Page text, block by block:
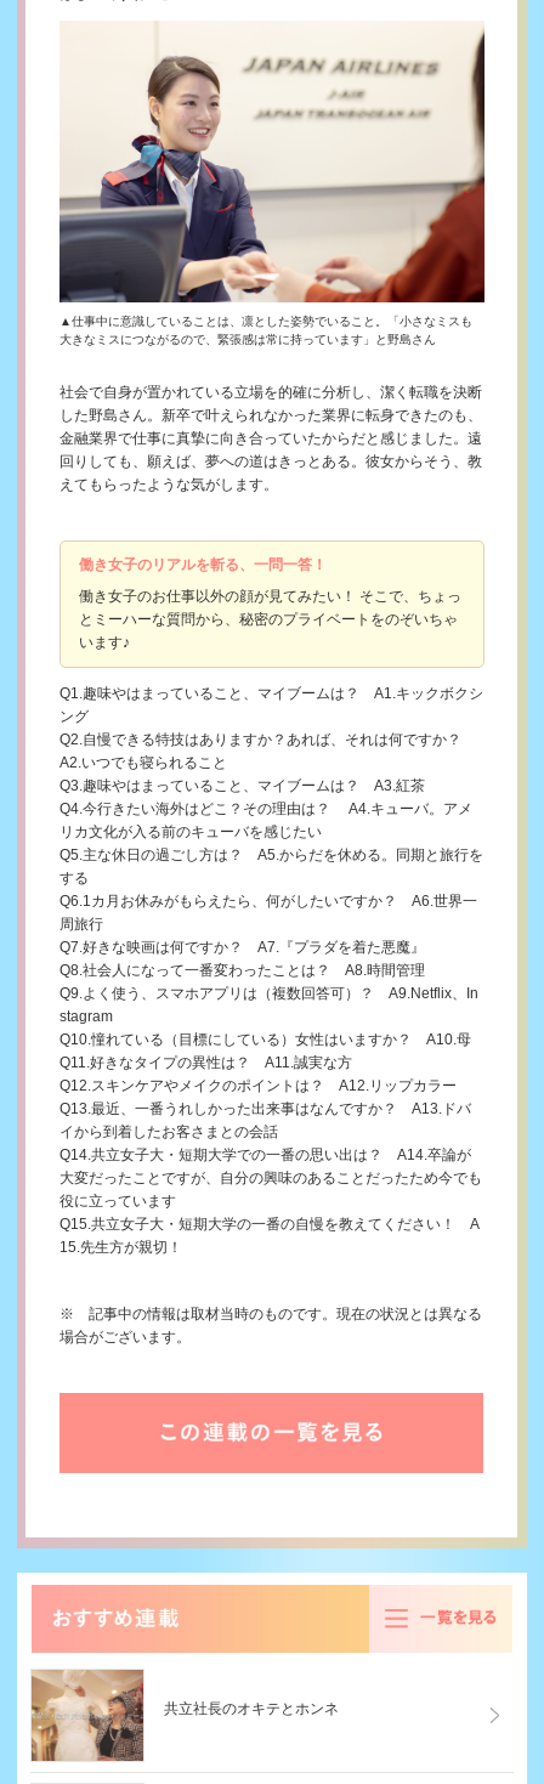
▲仕事中に意識していることは、凛とした姿勢でいること。「小さなミスも
大きなミスにつながるので、緊張感は常に持っています」と野島さん
社会で自身が置かれている立場を的確に分析し、潔く転職を決断
した野島さん。新卒で叶えられなかった業界に転身できたのも、
金融業界で仕事に真摯に向き合っていたからだと感じました。遠
回りしても、願えば、夢への道はきっとある。彼女からそう、教
えてもらったような気がします。
働き女子のリアルを斬る、一問一答！
働き女子のお仕事以外の顔が見てみたい！ そこで、ちょっ
とミーハーな質問から、秘密のプライベートをのぞいちゃ
います♪
Q1.趣味やはまっていること、マイブームは？ A1.キックボクシ
ング
Q2.自慢できる特技はありますか？あれば、それは何ですか？
A2.いつでも寝られること
Q3.趣味やはまっていること、マイブームは？ A3.紅茶
Q4.今行きたい海外はどこ？その理由は？ A4.キューバ。アメ
リカ文化が入る前のキューバを感じたい
Q5.主な休日の過ごし方は？ A5.からだを休める。同期と旅行を
する
Q6.1カ月お休みがもらえたら、何がしたいですか？ A6.世界一
周旅行
Q7.好きな映画は何ですか？ A7.『プラダを着た悪魔』
Q8.社会人になって一番変わったことは？ A8.時間管理
Q9.よく使う、スマホアプリは（複数回答可）？ A9.Netflix、In
stagram
Q10.憧れている（目標にしている）女性はいますか？ A10.母
Q11.好きなタイプの異性は？ A11.誠実な方
Q12.スキンケアやメイクのポイントは？ A12.リップカラー
Q13.最近、一番うれしかった出来事はなんですか？ A13.ドバ
イから到着したお客さまとの会話
Q14.共立女子大・短期大学での一番の思い出は？ A14.卒論が
大変だったことですが、自分の興味のあることだったため今でも
役に立っています
Q15.共立女子大・短期大学の一番の自慢を教えてください！ A
15.先生方が親切！
※ 記事中の情報は取材当時のものです。現在の状況とは異なる
場合がございます。
共立社長のオキテとホンネ